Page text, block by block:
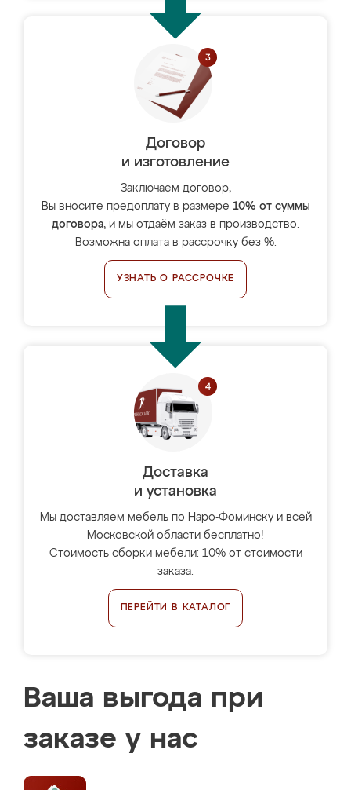
Договор
и изготовление
Заключаем договор,
Вы вносите предоплату в размере 10% от суммы
договора, и мы отдаём заказ в производство.
Возможна оплата в рассрочку без %.
УЗНАТЬ О РАССРОЧКЕ
Доставка
и установка
Мы доставляем мебель по Наро-Фоминску и всей
Московской области бесплатно!
Стоимость сборки мебели: 10% от стоимости
заказа.
ПЕРЕЙТИ В КАТАЛОГ
Ваша выгода при
заказе у нас